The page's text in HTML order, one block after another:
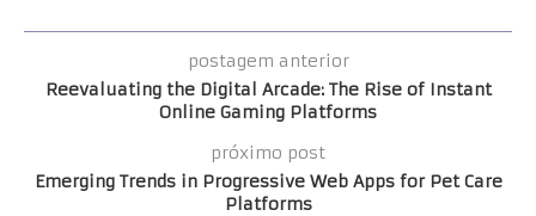
postagem anterior
Reevaluating the Digital Arcade: The Rise of Instant
Online Gaming Platforms
próximo post
Emerging Trends in Progressive Web Apps for Pet Care
Platforms